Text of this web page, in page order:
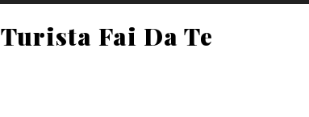
Turista Fai Da Te